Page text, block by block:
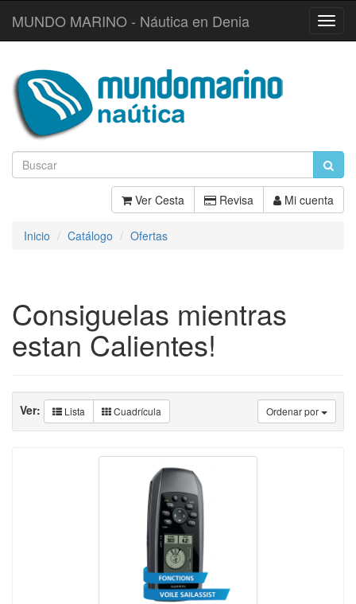
MUNDO MARINO - Náutica en Denia
Ver Cesta Revisa Mi cuenta
Inicio Catálogo Ofertas
Consiguelas mientras
estan Calientes!
Ordenar por
Ver: Lista Cuadrícula